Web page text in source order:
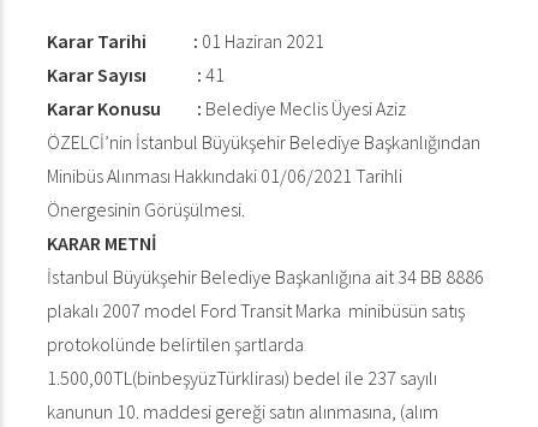
Karar Tarihi : 01 Haziran 2021
Karar Sayısı : 41
Karar Konusu : Belediye Meclis Üyesi Aziz
ÖZELCİ’nin İstanbul Büyükşehir Belediye Başkanlığından
Minibüs Alınması Hakkındaki 01/06/2021 Tarihli
Önergesinin Görüşülmesi.
KARAR METNİ
İstanbul Büyükşehir Belediye Başkanlığına ait 34 BB 8886
plakalı 2007 model Ford Transit Marka minibüsün satış
protokolünde belirtilen şartlarda
1.500,00TL(binbeşyüzTürklirası) bedel ile 237 sayılı
kanunun 10. maddesi gereği satın alınmasına, (alım